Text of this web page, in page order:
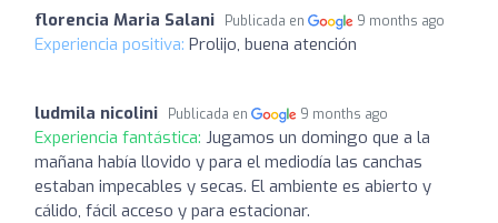
florencia Maria Salani Publicada en 9 months ago
Experiencia positiva: Prolijo, buena atención
ludmila nicolini Publicada en 9 months ago
Experiencia fantástica: Jugamos un domingo que a la
mañana había llovido y para el mediodía las canchas
estaban impecables y secas. El ambiente es abierto y
cálido, fácil acceso y para estacionar.